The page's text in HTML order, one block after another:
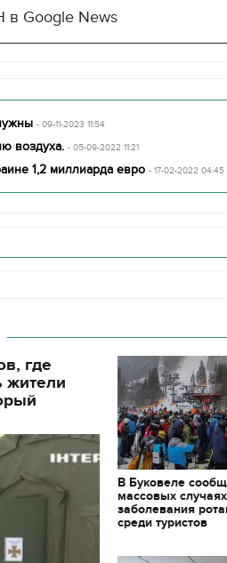
в Google News
- 09-11-2023 11:54
воздуха. - 05-09-2022 11:21
1,2 миллиарда евро - 17-02-2022 04:45
где
жители
В Буковеле
массовых случаях
заболевания
среди туристов